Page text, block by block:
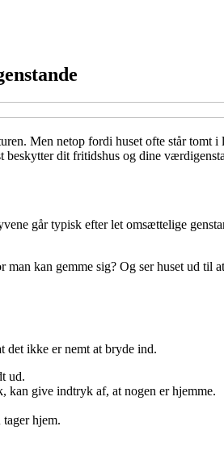
Men netop fordi huset ofte står
dit fritidshus og dine
går typisk efter let omsættelige
kan gemme sig? Og ser huset ud
det ikke er nemt at bryde ind.
ud.
kan give indtryk af, at nogen er hjemme.
hjem.